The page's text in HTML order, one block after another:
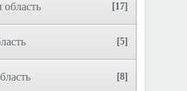
область [17]
[5]
[8]